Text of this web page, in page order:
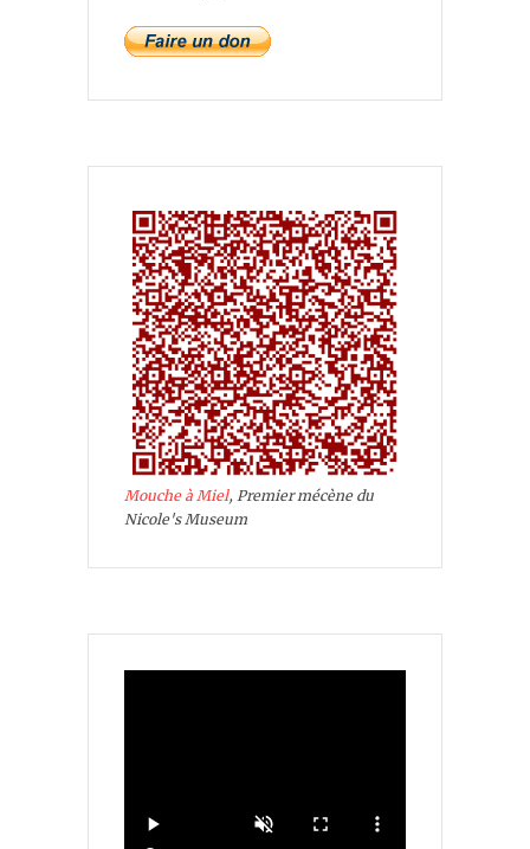
Mouche à Miel, Premier mécène du
Nicole's Museum